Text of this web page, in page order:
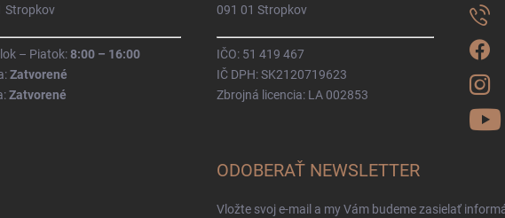
Stropkov
– Piatok:8:00 – 16:00
Zatvorené
Zatvorené
091 01 Stropkov
IČO: 51 419 467
IČ DPH: SK2120719623
Zbrojná licencia: LA 002853
ODOBERAŤ NEWSLETTER
Vložte svoj e-mail a my Vám budeme zasielať